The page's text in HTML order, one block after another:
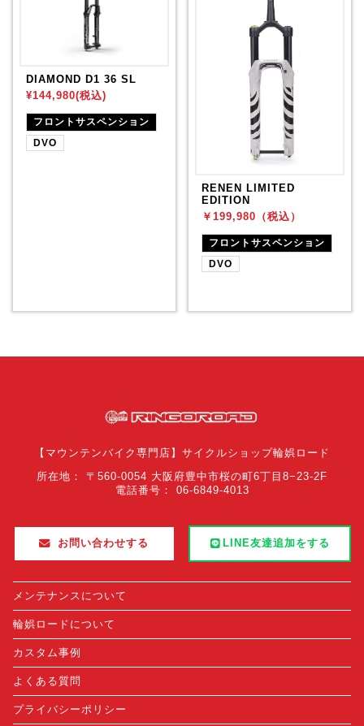
DIAMOND D1 36 SL
¥144,980(税込)
フロントサスペンション
DVO
RENEN LIMITED
EDITION
￥199,980（税込）
フロントサスペンション
DVO
【マウンテンバイク専門店】サイクルショップ輪娯ロード
所在地： 〒560-0054 大阪府豊中市桜の町6丁目8−23-2F
電話番号： 06-6849-4013
お問い合わせする LINE友達追加をする
メンテナンスについて
輪娯ロードについて
カスタム事例
よくある質問
プライバシーポリシー